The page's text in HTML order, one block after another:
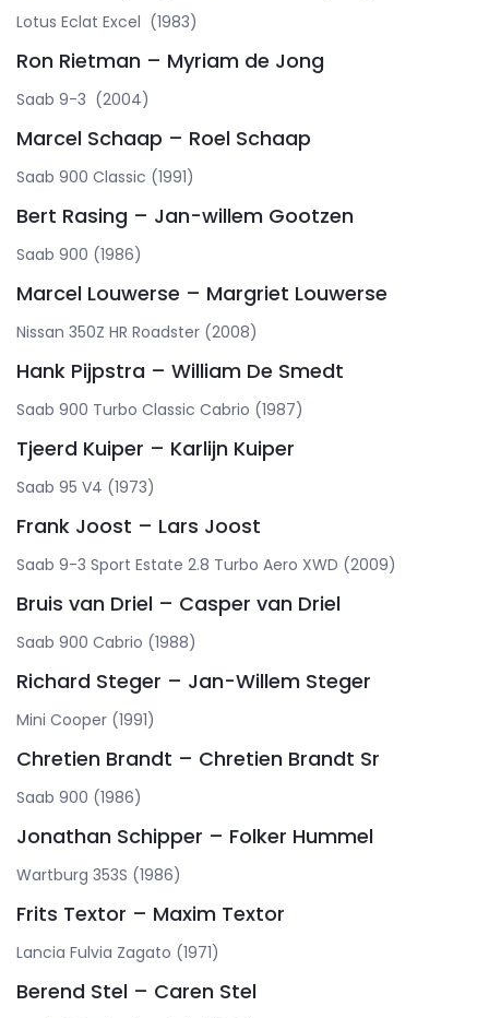
Lotus Eclat Excel (1983)
Ron Rietman – Myriam de Jong
Saab 9-3 (2004)
Marcel Schaap – Roel Schaap
Saab 900 Classic (1991)
Bert Rasing – Jan-willem Gootzen
Saab 900 (1986)
Marcel Louwerse – Margriet Louwerse
Nissan 350Z HR Roadster (2008)
Hank Pijpstra – William De Smedt
Saab 900 Turbo Classic Cabrio (1987)
Tjeerd Kuiper – Karlijn Kuiper
Saab 95 V4 (1973)
Frank Joost – Lars Joost
Saab 9-3 Sport Estate 2.8 Turbo Aero XWD (2009)
Bruis van Driel – Casper van Driel
Saab 900 Cabrio (1988)
Richard Steger – Jan-Willem Steger
Mini Cooper (1991)
Chretien Brandt – Chretien Brandt Sr
Saab 900 (1986)
Jonathan Schipper – Folker Hummel
Wartburg 353S (1986)
Frits Textor – Maxim Textor
Lancia Fulvia Zagato (1971)
Berend Stel – Caren Stel